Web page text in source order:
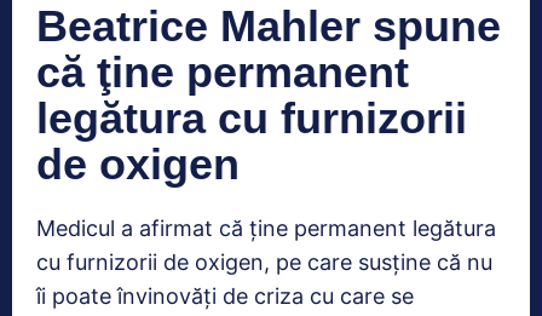
Beatrice Mahler spune
că ţine permanent
legătura cu furnizorii
de oxigen
Medicul a afirmat că ţine permanent legătura
cu furnizorii de oxigen, pe care susţine că nu
îi poate învinovăţi de criza cu care se